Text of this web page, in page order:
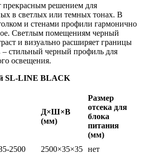
прекрасным решением для
в светлых или темных тонах. В
и стенами профили гармонично
Светлым помещениям черный
и визуально расширяет границы
– стильный черный профиль для
освещения.
SL-LINE BLACK
Д×Ш×В
(мм)
Размер
отсека для
блока
питания
(мм)
2500 2500×35×35 нет